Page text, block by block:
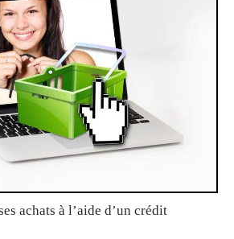
achats à l’aide d’un crédit